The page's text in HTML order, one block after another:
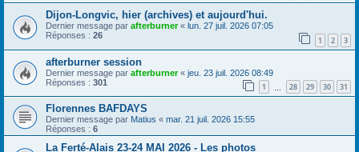
r
Dijon-Longvic, hier (archives) et aujourd'hui.
Dernier message par afterburner« lun. 27 juil. 2026 07:05
Réponses : 26 1 2 3
afterburner session
Dernier message par afterburner« jeu. 23 juil. 2026 08:49
Réponses : 301 1 28 29 30 31
Florennes BAFDAYS
Dernier message par Matius « mar. 21 juil. 2026 15:55
Réponses : 6
La Ferté-Alais 23-24 MAI 2026 - Les photos